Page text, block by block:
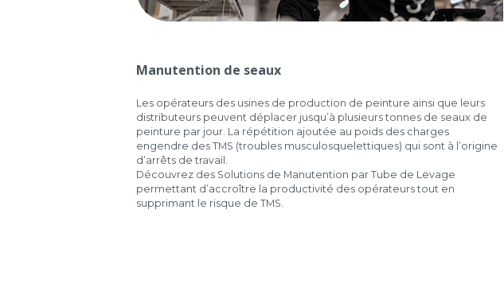
Manutention de seaux
Les opérateurs des usines de production de peinture ainsi que leurs
distributeurs peuvent déplacer jusqu’à plusieurs tonnes de seaux de
peinture par jour. La répétition ajoutée au poids des charges
engendre des TMS (troubles musculosquelettiques) qui sont à l’origine
d’arrêts de travail.
Découvrez des Solutions de Manutention par Tube de Levage
permettant d’accroître la productivité des opérateurs tout en
supprimant le risque de TMS.